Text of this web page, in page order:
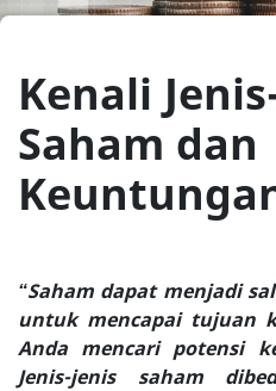
Kenali
Saham dan
“Saham dapat menjadi
untuk mencapai tujuan
Anda mencari potensi
Jenis-jenis saham